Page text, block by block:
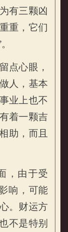
有三颗凶
重，它们
点心眼，
人，基本
业上也不
着一颗吉
助，而且
，由于受
响，可能
。财运方
不是特别